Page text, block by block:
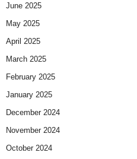
June 2025
May 2025
April 2025
March 2025
February 2025
January 2025
December 2024
November 2024
October 2024